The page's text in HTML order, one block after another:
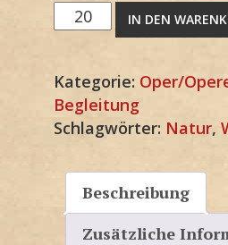
M1518SP
Menge
IN DEN
Kategorie: Oper/
Begleitung
Schlagwörter: Natur,
Beschreibung
Zusätzliche